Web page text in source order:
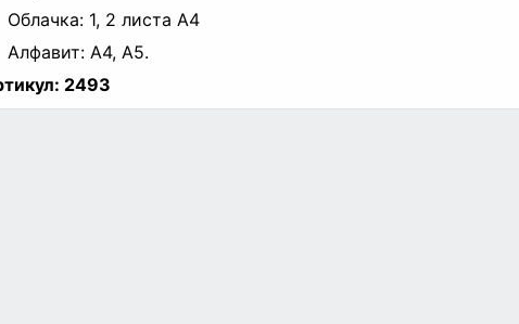
Облачка: 1, 2 листа А4
Алфавит: А4, А5.
2493